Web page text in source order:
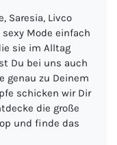
Saresia, Livco
sexy Mode einfach
sie im Alltag
Du bei uns auch
genau zu Deinem
schicken wir Dir
die große
und finde das